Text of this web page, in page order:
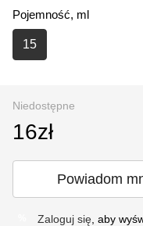
Pojemność, ml
15
Niedostępne
16zł
Powiadom
Zaloguj się , aby